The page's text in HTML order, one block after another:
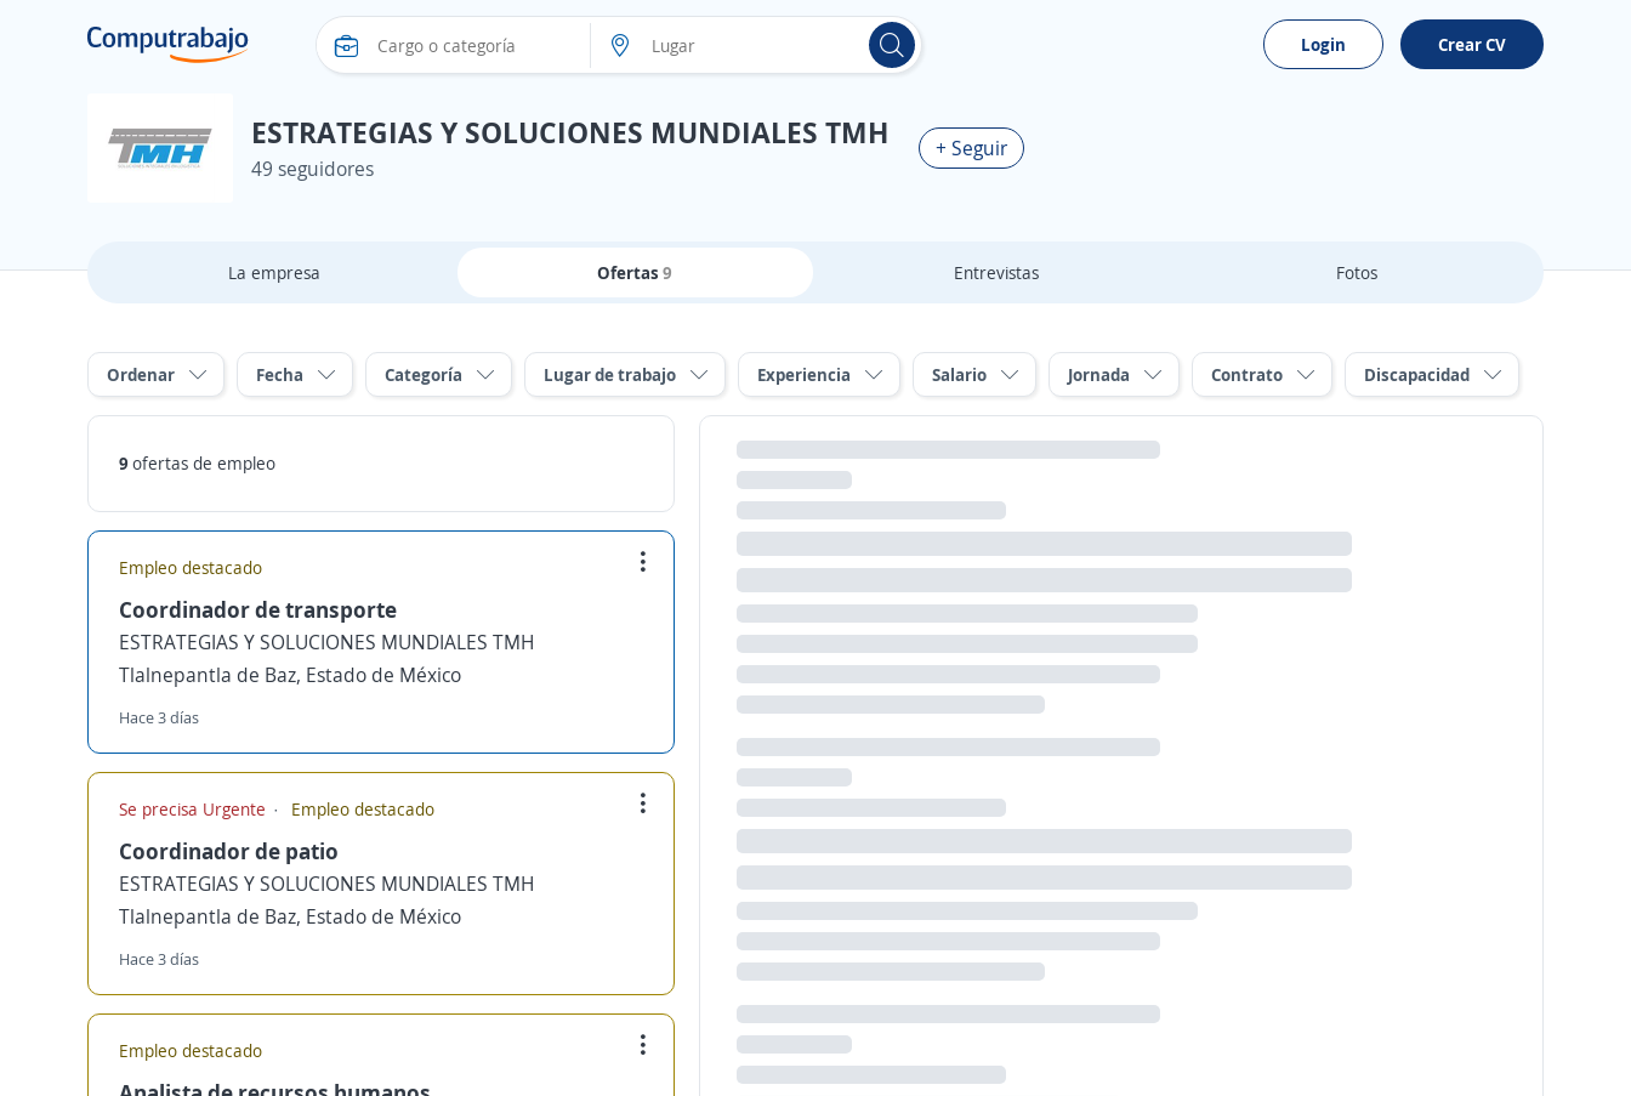
Login Crear CV
ESTRATEGIAS Y SOLUCIONES MUNDIALES TMH
49 seguidores
+ Seguir
La empresa Ofertas9 Entrevistas Fotos
Ordenar Fecha Categoría Lugar de trabajo Experiencia Salario Jornada Contrato Discapacidad
9 ofertas de empleo
Empleo destacado
Coordinador de transporte
ESTRATEGIAS Y SOLUCIONES MUNDIALES TMH
Tlalnepantla de Baz, Estado de México
Hace 3 días
Se precisa Urgente Empleo destacado
Coordinador de patio
ESTRATEGIAS Y SOLUCIONES MUNDIALES TMH
Tlalnepantla de Baz, Estado de México
Hace 3 días
Empleo destacado